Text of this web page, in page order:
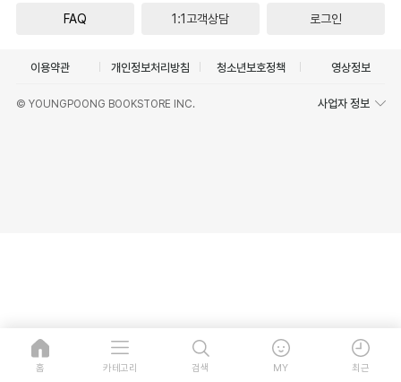
FAQ 1:1고객상담 로그인
이용약관 개인정보처리방침 청소년보호정책 영상정보
© YOUNGPOONG BOOKSTORE INC. 사업자 정보
홈 카테고리 검색 MY 최근